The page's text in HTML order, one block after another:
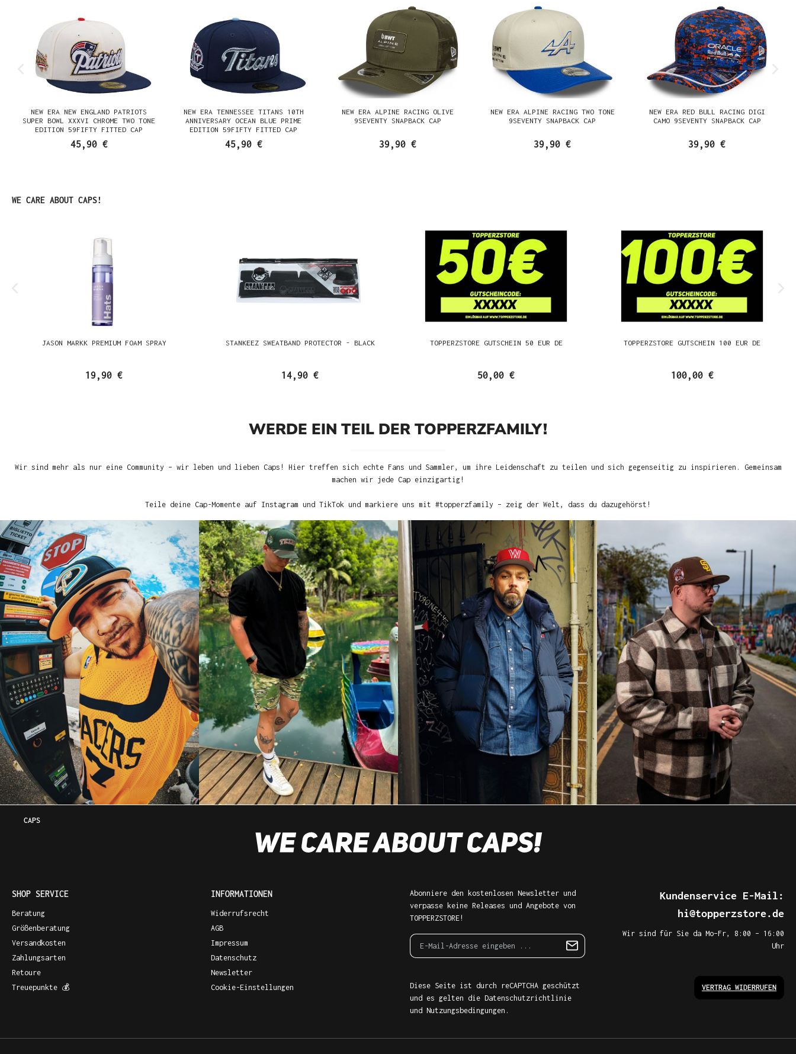
NEW ERA NEW ENGLAND PATRIOTS
SUPER BOWL XXXVI CHROME TWO TONE
EDITION 59FIFTY FITTED CAP
45,90 €
NEW ERA TENNESSEE TITANS 10TH
ANNIVERSARY OCEAN BLUE PRIME
EDITION 59FIFTY FITTED CAP
45,90 €
NEW ERA ALPINE RACING OLIVE
9SEVENTY SNAPBACK CAP
39,90 €
NEW ERA ALPINE RACING TWO TONE
9SEVENTY SNAPBACK CAP
39,90 €
NEW ERA RED BULL RACING DIGI
CAMO 9SEVENTY SNAPBACK CAP
39,90 €
Produktgalerie überspringen
WE CARE ABOUT CAPS!
JASON MARKK PREMIUM FOAM SPRAY
19,90 €
STANKEEZ SWEATBAND PROTECTOR - BLACK
14,90 €
TOPPERZSTORE GUTSCHEIN 50 EUR DE
50,00 €
TOPPERZSTORE GUTSCHEIN 100 EUR DE
100,00 €
WERDE EIN TEIL DER TOPPERZFAMILY!
Wir sind mehr als nur eine Community – wir leben und lieben Caps! Hier treffen sich echte Fans und Sammler, um ihre Leidenschaft zu teilen und sich gegenseitig zu inspirieren. Gemeinsam
machen wir jede Cap einzigartig!
Teile deine Cap-Momente auf Instagram und TikTok und markiere uns mit #topperzfamily – zeig der Welt, dass du dazugehörst!
CAPS
SHOP SERVICE
Beratung
Größenberatung
Versandkosten
Zahlungsarten
Retoure
Treuepunkte 💰
INFORMATIONEN
Widerrufsrecht
AGB
Impressum
Datenschutz
Newsletter
Cookie-Einstellungen
Abonniere den kostenlosen Newsletter und
verpasse keine Releases und Angebote von
TOPPERZSTORE!
Diese Seite ist durch reCAPTCHA geschützt
und es gelten die Datenschutzrichtlinie
und Nutzungsbedingungen .
Kundenservice E-Mail:
hi@topperzstore.de
Wir sind für Sie da Mo–Fr, 8:00 – 16:00
Uhr
VERTRAG WIDERRUFEN